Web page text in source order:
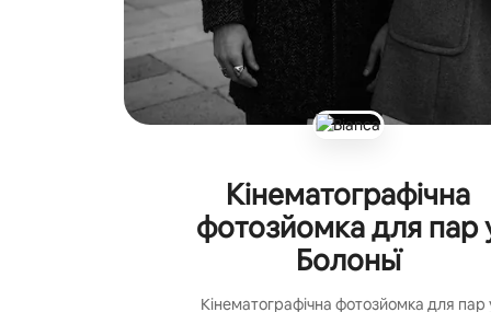
Кінематографічна
фотозйомка для пар
Болоньї
Кінематографічна фотозйомка для пар